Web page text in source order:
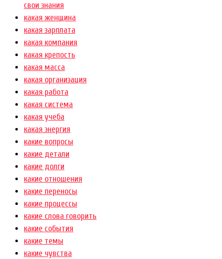
свои знания
какая женщина
какая зарплата
какая компания
какая крепость
какая масса
какая организация
какая работа
какая система
какая учеба
какая энергия
какие вопросы
какие детали
какие долги
какие отношения
какие переносы
какие процессы
какие слова говорить
какие события
какие темы
какие чувства